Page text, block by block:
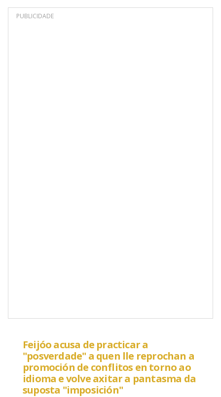
PUBLICIDADE
Feijóo acusa de practicar a
"posverdade" a quen lle reprochan a
promoción de conflitos en torno ao
idioma e volve axitar a pantasma da
suposta "imposición"